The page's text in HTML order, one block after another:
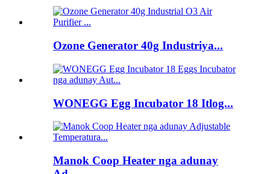
Ozone Generator 40g Industriya...
WONEGG Egg Incubator 18 Itlog...
Manok Coop Heater nga adunay